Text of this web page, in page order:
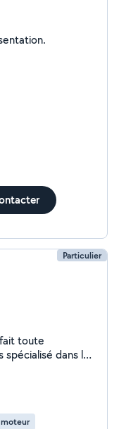
renseigné ma présentation.
Particulier
toute
spécialisé dans la
moteur